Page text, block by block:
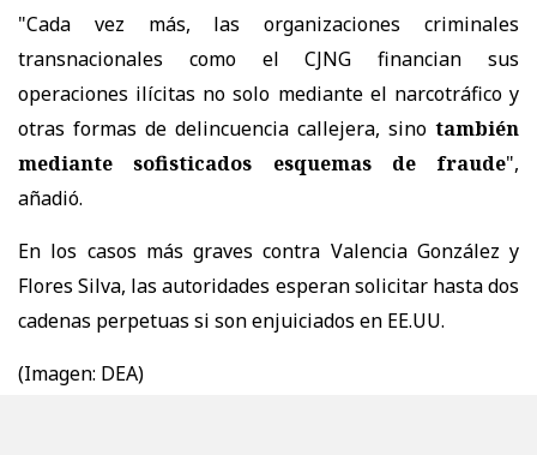
"Cada vez más, las organizaciones criminales
transnacionales como el CJNG financian sus
operaciones ilícitas no solo mediante el narcotráfico y
otras formas de delincuencia callejera, sino también
mediante sofisticados esquemas de fraude",
añadió.
En los casos más graves contra Valencia González y
Flores Silva, las autoridades esperan solicitar hasta dos
cadenas perpetuas si son enjuiciados en EE.UU.
(Imagen: DEA)